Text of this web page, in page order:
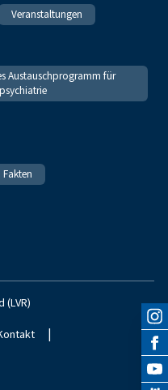
Veranstaltungen
Austauschprogramm für
|